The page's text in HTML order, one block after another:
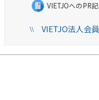
VIETJOへのPR
\\VIETJO法人会